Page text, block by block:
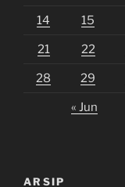
14 15
21 22
28 29
« Jun
ARSIP